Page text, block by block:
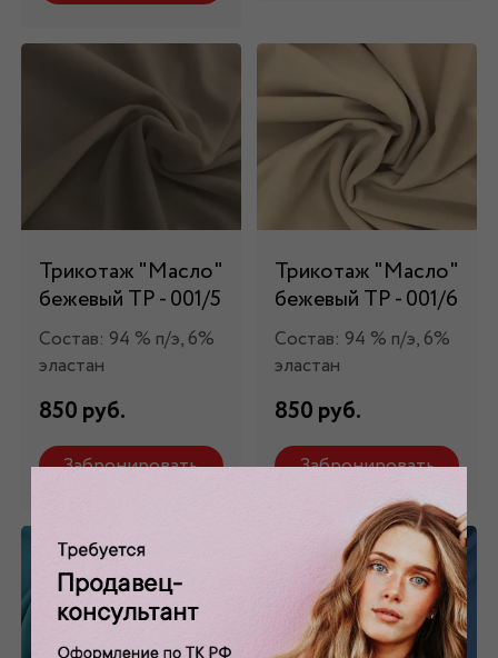
Трикотаж "Масло"
бежевый ТР - 001/5
Состав: 94 % п/э, 6%
эластан
850 руб.
Забронировать
Трикотаж "Масло"
бежевый ТР - 001/6
Состав: 94 % п/э, 6%
эластан
850 руб.
Забронировать